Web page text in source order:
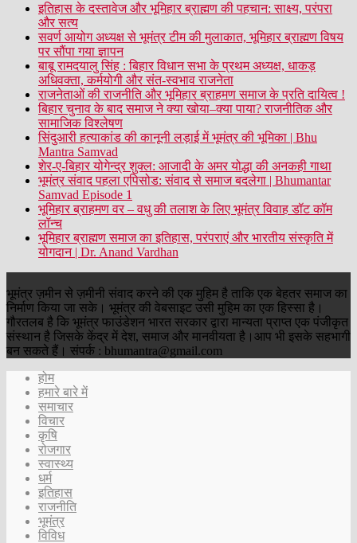
इतिहास के दस्तावेज और भूमिहार ब्राह्मण की पहचान: साक्ष्य, परंपरा
और सत्य
सवर्ण आयोग अध्यक्ष से भूमंत्र टीम की मुलाकात, भूमिहार ब्राह्मण विषय
पर सौंपा गया ज्ञापन
बाबू रामदयालु सिंह : बिहार विधान सभा के प्रथम अध्यक्ष, धाकड़
अधिवक्ता, कर्मयोगी और संत-स्वभाव राजनेता
राजनेताओं की राजनीति और भूमिहार ब्राहमण समाज के प्रति दायित्व !
बिहार चुनाव के बाद समाज ने क्या खोया–क्या पाया? राजनीतिक और
सामाजिक विश्लेषण
सिंदुआरी हत्याकांड की कानूनी लड़ाई में भूमंत्र की भूमिका | Bhu
Mantra Samvad
शेर-ए-बिहार योगेन्द्र शुक्ल: आजादी के अमर योद्धा की अनकही गाथा
भूमंत्र संवाद पहला एपिसोड: संवाद से समाज बदलेगा | Bhumantar
Samvad Episode 1
भूमिहार ब्राहमण वर – वधु की तलाश के लिए भूमंत्र विवाह डॉट कॉम
लॉन्च
भूमिहार ब्राह्मण समाज का इतिहास, परंपराएं और भारतीय संस्कृति में
योगदान | Dr. Anand Vardhan
भूमंत्र ज़मीन से ज़मीनी संवाद करने की एक मुहिम है ताकि एक बेहतर समाज का
निर्माण किया जा सके। भूमंत्र की वेबसाइट उसी मुहिम का एक हिस्सा है।
गौरतलब है कि भूमंत्र फाउंडेशन भारत सरकार द्वारा मान्यता प्राप्त एक पंजीकृत
संस्थान है जिसके केंद्र में देश, समाज और मानवीयता है।आप भी इसके सहभागी
बन सकते हैं। संपर्क : bhumantra@gmail.com
होम
हमारे बारे में
समाचार
विचार
कृषि
रोजगार
स्वास्थ्य
धर्म
इतिहास
राजनीति
भूमंत्र
विविध